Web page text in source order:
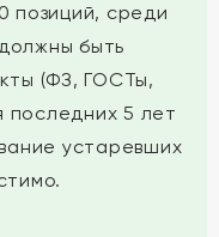
позиций, среди
быть
(ФЗ, ГОСТы,
последних 5 лет
устаревших